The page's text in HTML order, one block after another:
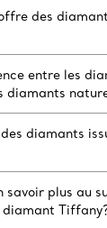
des
entre les
diamants
diamants
savoir plus au
diamant